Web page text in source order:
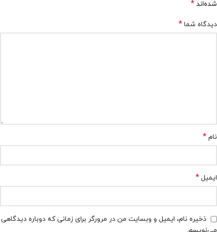
شده‌اند *
دیدگاه شما *
نام *
ایمیل *
ذخیره نام، ایمیل و وبسایت من در مرورگر برای زمانی که دوباره دیدگاهی
می‌نویسم.